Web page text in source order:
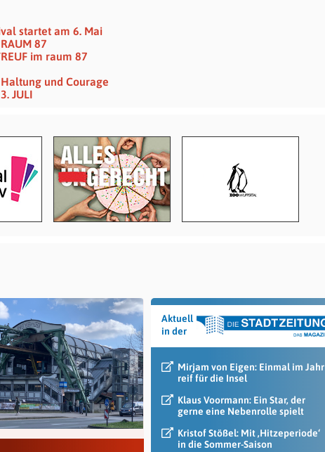
startet am 6. Mai
87
im raum 87
und Courage
JULI
Aktuell
in der
Mirjam von Eigen: Einmal im Jahr
reif für die Insel
Klaus Voormann: Ein Star, der
gerne eine Nebenrolle spielt
Kristof Stößel: Mit ‚Hitzeperiode‘
in die Sommer-Saison